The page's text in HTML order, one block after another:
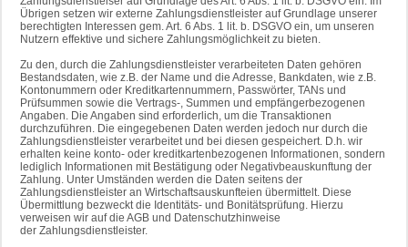
Übrigen setzen wir externe Zahlungsdienstleister auf Grundlage unserer
berechtigten Interessen gem. Art. 6 Abs. 1 lit. b. DSGVO ein, um unseren
Nutzern effektive und sichere Zahlungsmöglichkeit zu bieten.
Zu den, durch die Zahlungsdienstleister verarbeiteten Daten gehören
Bestandsdaten, wie z.B. der Name und die Adresse, Bankdaten, wie z.B.
Kontonummern oder Kreditkartennummern, Passwörter, TANs und
Prüfsummen sowie die Vertrags-, Summen und empfängerbezogenen
Angaben. Die Angaben sind erforderlich, um die Transaktionen
durchzuführen. Die eingegebenen Daten werden jedoch nur durch die
Zahlungsdienstleister verarbeitet und bei diesen gespeichert. D.h. wir
erhalten keine konto- oder kreditkartenbezogenen Informationen, sondern
lediglich Informationen mit Bestätigung oder Negativbeauskunftung der
Zahlung. Unter Umständen werden die Daten seitens der
Zahlungsdienstleister an Wirtschaftsauskunfteien übermittelt. Diese
Übermittlung bezweckt die Identitäts- und Bonitätsprüfung. Hierzu
verweisen wir auf die AGB und Datenschutzhinweise
der Zahlungsdienstleister.